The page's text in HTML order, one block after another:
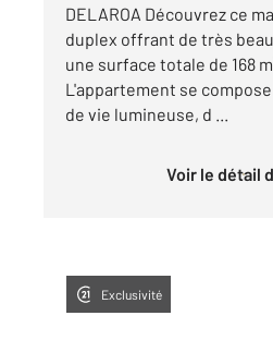
DELAROA Découvrez ce
duplex offrant de très
une surface totale de 168
L'appartement se
de vie lumineuse, d ...
Voir le détail
Exclusivité